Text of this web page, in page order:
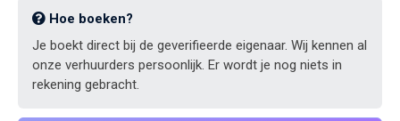
Hoe boeken?
Je boekt direct bij de geverifieerde eigenaar. Wij kennen al
onze verhuurders persoonlijk. Er wordt je nog niets in
rekening gebracht.